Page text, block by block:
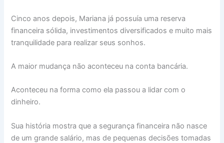
Cinco anos depois, Mariana já possuía uma reserva
financeira sólida, investimentos diversificados e muito mais
tranquilidade para realizar seus sonhos.
A maior mudança não aconteceu na conta bancária.
Aconteceu na forma como ela passou a lidar com o
dinheiro.
Sua história mostra que a segurança financeira não nasce
de um grande salário, mas de pequenas decisões tomadas